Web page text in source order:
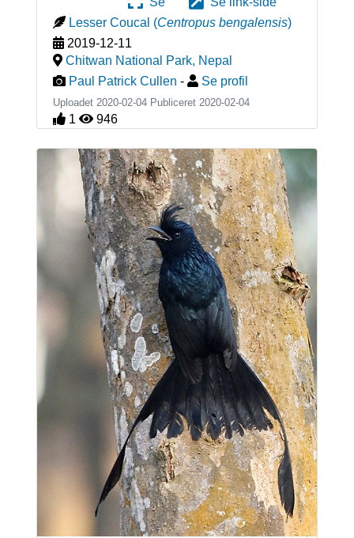
Lesser Coucal (Centropus bengalensis)
2019-12-11
Chitwan National Park, Nepal
Paul Patrick Cullen - Se profil
Uploadet 2020-02-04 Publiceret 2020-02-04
1 946